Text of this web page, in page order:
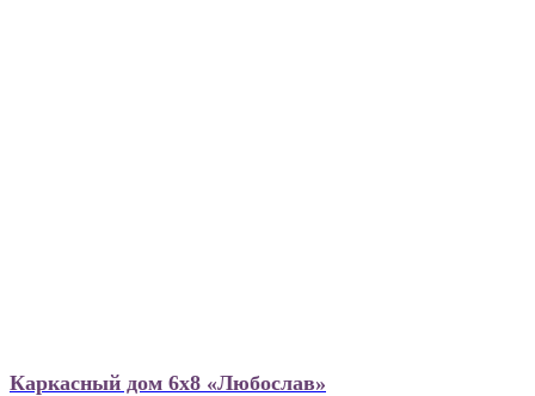
Каркасный дом 6х8 «Любослав»